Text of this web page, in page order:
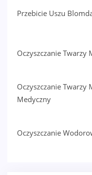
Przebicie Uszu
Oczyszczanie Twarzy
Oczyszczanie Twarzy
Medyczny
Oczyszczanie